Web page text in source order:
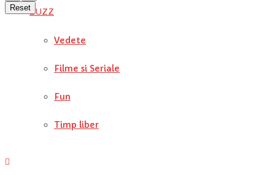
BUZZ
Vedete
Filme si Seriale
Fun
Timp liber
Reset